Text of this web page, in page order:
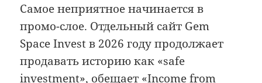
Самое неприятное начинается в
промо-слое. Отдельный сайт Gem
Space Invest в 2026 году продолжает
продавать историю как «safe
investment», обещает «Income from